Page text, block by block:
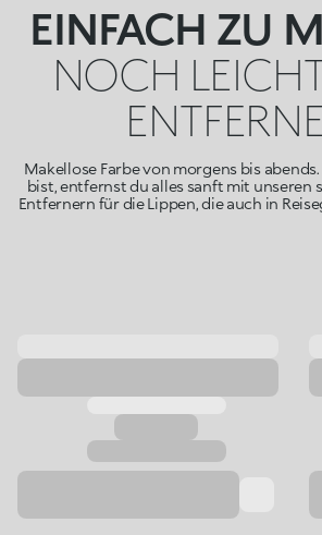
EINFACH ZU
NOCH
Makellose Farbe von morgens bis
bist, entfernst du alles sanft mit unseren
Entfernern für die Lippen, die auch in